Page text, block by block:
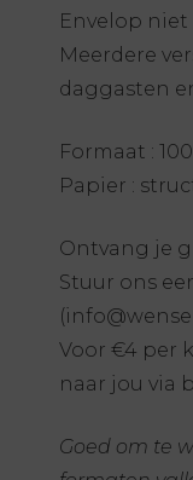
Envelop
Meerdere
daggasten
Formaat :
Papier :
Ontvang je
Stuur ons
Voor €4 per
naar jou via
Goed om te